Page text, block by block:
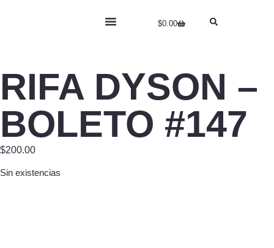
$0.00
RIFA DYSON –
BOLETO #147
$200.00
Sin existencias